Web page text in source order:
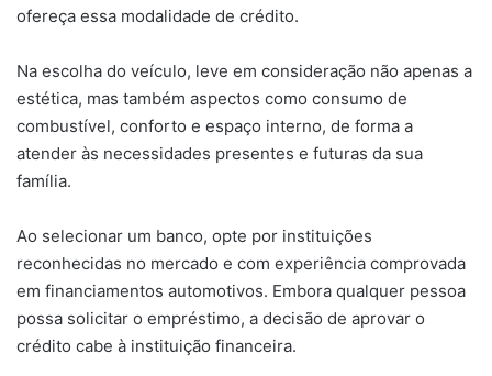
ofereça essa modalidade de crédito.
Na escolha do veículo, leve em consideração não apenas a
estética, mas também aspectos como consumo de
combustível, conforto e espaço interno, de forma a
atender às necessidades presentes e futuras da sua
família.
Ao selecionar um banco, opte por instituições
reconhecidas no mercado e com experiência comprovada
em financiamentos automotivos. Embora qualquer pessoa
possa solicitar o empréstimo, a decisão de aprovar o
crédito cabe à instituição financeira.